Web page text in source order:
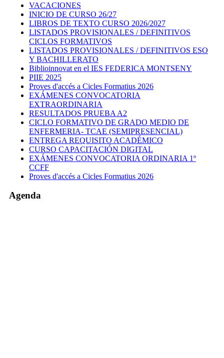
VACACIONES
INICIO DE CURSO 26/27
LIBROS DE TEXTO CURSO 2026/2027
LISTADOS PROVISIONALES / DEFINITIVOS
CICLOS FORMATIVOS
LISTADOS PROVISIONALES / DEFINITIVOS ESO
Y BACHILLERATO
Biblioinnovat en el IES FEDERICA MONTSENY
PIIE 2025
Proves d'accés a Cicles Formatius 2026
EXÁMENES CONVOCATORIA
EXTRAORDINARIA
RESULTADOS PRUEBA A2
CICLO FORMATIVO DE GRADO MEDIO DE
ENFERMERIA- TCAE (SEMIPRESENCIAL)
ENTREGA REQUISITO ACADÉMICO
CURSO CAPACITACIÓN DIGITAL
EXÁMENES CONVOCATORIA ORDINARIA 1º
CCFF
Proves d'accés a Cicles Formatius 2026
Agenda